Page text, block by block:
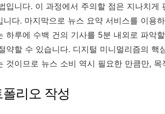
입니다. 이 과정에서 주의할 점은 지나치게
니다. 마지막으로 뉴스 요약 서비스를 이용
하루에 수백 건의 기사를 5분 내외로 파악
약할 수 있습니다. 디지털 미니멀리즘의 핵
것이므로 뉴스 소비 역시 필요한 만큼만,
리오 작성